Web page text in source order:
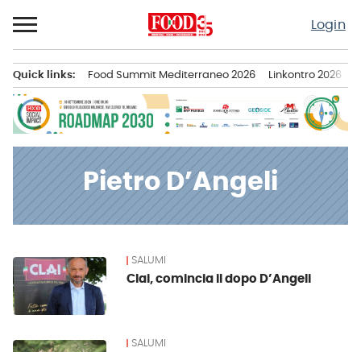
al
contenuto
Login
principale
Quick links: Food Summit Mediterraneo 2026 Linkontro 2026
Pietro D’Angeli
News SALUMI
Clai, comincia il dopo D’Angeli
SALUMI